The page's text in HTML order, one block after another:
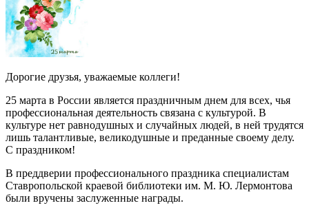
Дорогие друзья, уважаемые коллеги!
25 марта в России является праздничным днем для всех, чья
профессиональная деятельность связана с культурой. В
культуре нет равнодушных и случайных людей, в ней трудятся
лишь талантливые, великодушные и преданные своему делу.
С праздником!
В преддверии профессионального праздника специалистам
Ставропольской краевой библиотеки им. М. Ю. Лермонтова
были вручены заслуженные награды.